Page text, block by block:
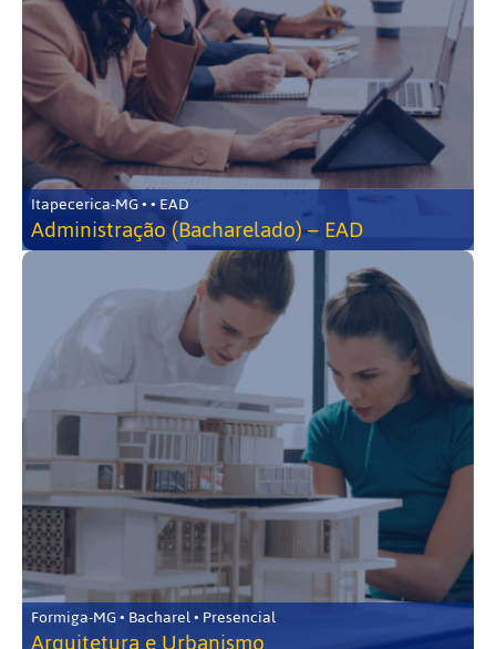
Itapecerica-MG • • EAD
Administração (Bacharelado) – EAD
Formiga-MG • Bacharel • Presencial